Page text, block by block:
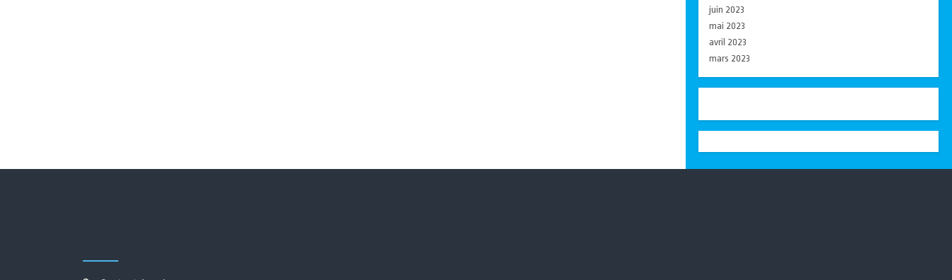
juin 2023
mai 2023
avril 2023
mars 2023